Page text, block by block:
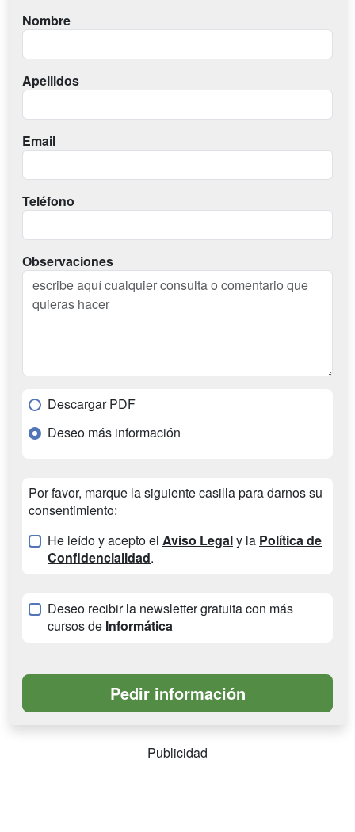
Nombre
Apellidos
Email
Teléfono
Observaciones
Descargar PDF
Deseo más información
Por favor, marque la siguiente casilla para darnos su
consentimiento:
He leído y acepto el Aviso Legaly la Política de
Confidencialidad.
Deseo recibir la newsletter gratuita con más
cursos de Informática
Publicidad